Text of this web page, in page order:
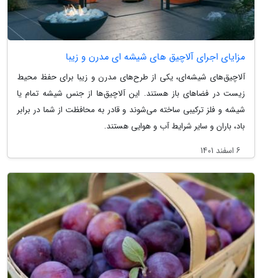
مزایای اجرای آلاچیق های شیشه ای مدرن و زیبا
آلاچیق‌های شیشه‌ای، یکی از طرح‌های مدرن و زیبا برای حفظ محیط
زیست در فضاهای باز هستند. این آلاچیق‌ها از جنس شیشه تمام یا
شیشه و فلز ترکیبی ساخته می‌شوند و قادر به محافظت از شما در برابر
باد، باران و سایر شرایط آب و هوایی هستند.
6 اسفند 1401